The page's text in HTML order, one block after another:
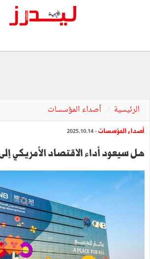
الرئيسية أصداء المؤسسات
أصداء المؤسسات- 2025.10.14
هل سيعود أداء الاقتصاد الأمريكي